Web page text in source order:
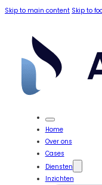
Skip to main content Skip to
Home
Over ons
Cases
Diensten
Inzichten